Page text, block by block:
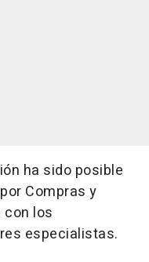
ha sido posible
Compras y
los
especialistas.